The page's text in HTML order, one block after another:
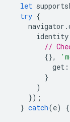
let
try {
navigator .
identity
//
{},
get :
}
)
});
} catch(e)